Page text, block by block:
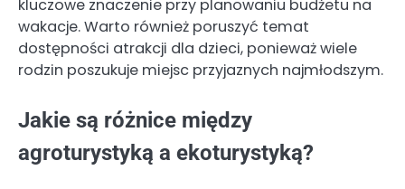
kluczowe znaczenie przy planowaniu budżetu na
wakacje. Warto również poruszyć temat
dostępności atrakcji dla dzieci, ponieważ wiele
rodzin poszukuje miejsc przyjaznych najmłodszym.
Jakie są różnice między
agroturystyką a ekoturystyką?